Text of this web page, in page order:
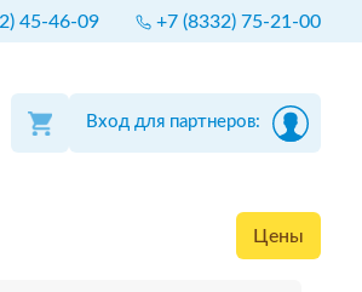
45-46-09 +7 (8332) 75-21-00
Вход для партнеров:
Цены